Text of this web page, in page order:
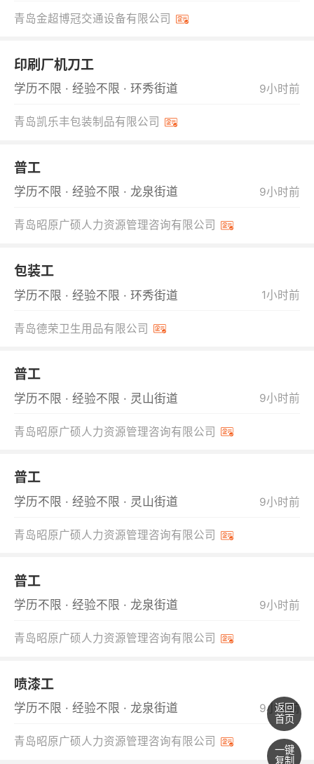
青岛金超博冠交通设备有限公司
印刷厂机刀工
学历不限 · 经验不限 · 环秀街道 9小时前
青岛凯乐丰包装制品有限公司
普工
学历不限 · 经验不限 · 龙泉街道 9小时前
青岛昭原广硕人力资源管理咨询有限公司
包装工
学历不限 · 经验不限 · 环秀街道 1小时前
青岛德荣卫生用品有限公司
普工
学历不限 · 经验不限 · 灵山街道 9小时前
青岛昭原广硕人力资源管理咨询有限公司
普工
学历不限 · 经验不限 · 灵山街道 9小时前
青岛昭原广硕人力资源管理咨询有限公司
普工
学历不限 · 经验不限 · 龙泉街道 9小时前
青岛昭原广硕人力资源管理咨询有限公司
喷漆工
学历不限 · 经验不限 · 龙泉街道 9小时前
青岛昭原广硕人力资源管理咨询有限公司
返回
首页
一键
复制